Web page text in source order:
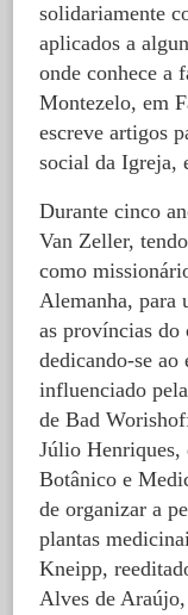
solidariamente
aplicados a
onde conhece a
Montezelo, em
escreve artigos
social da Igreja,
Durante cinco
Van Zeller,
como
Alemanha, para
as províncias do
dedicando-se
influenciado
de Bad
Júlio
Botânico e
de organizar a
plantas
Kneipp,
Alves de